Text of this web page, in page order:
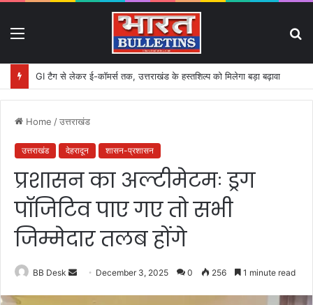
GI टैग से लेकर ई-कॉमर्स तक, उत्तराखंड के हस्तशिल्प को मिलेगा बड़ा बढ़ावा
Home /उत्तराखंड
उत्तराखंड देहरादून शासन-प्रशासन
प्रशासन का अल्टीमेटमः ड्रग
पॉजिटिव पाए गए तो सभी
जिम्मेदार तलब होंगे
BB Desk December 3, 2025 0 256 1 minute read